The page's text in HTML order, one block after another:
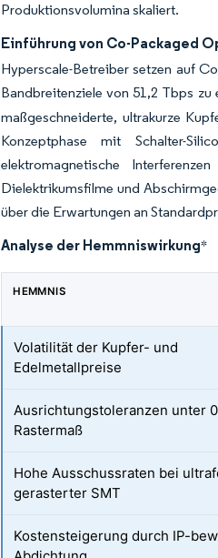
Produktionsvolumina skaliert.
Einführung von Co-Packaged
Hyperscale-Betreiber setzen auf
Bandbreitenziele von 51,2 Tbps zu
maßgeschneiderte, ultrakurze
Konzeptphase mit Schalter-
elektromagnetische
Dielektrikumsfilme und
über die Erwartungen an
Analyse der Hemmniswirkung*
HEMMNIS
Volatilität der Kupfer- und
Edelmetallpreise
Ausrichtungstoleranzen unter
Rastermaß
Hohe Ausschussraten bei
gerasterter SMT
Kostensteigerung durch IP-